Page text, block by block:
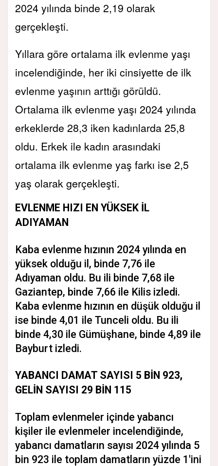
2024 yılında binde 2,19 olarak
gerçekleşti.
Yıllara göre ortalama ilk evlenme yaşı
incelendiğinde, her iki cinsiyette de ilk
evlenme yaşının arttığı görüldü.
Ortalama ilk evlenme yaşı 2024 yılında
erkeklerde 28,3 iken kadınlarda 25,8
oldu. Erkek ile kadın arasındaki
ortalama ilk evlenme yaş farkı ise 2,5
yaş olarak gerçekleşti.
EVLENME HIZI EN YÜKSEK İL
ADIYAMAN
Kaba evlenme hızının 2024 yılında en
yüksek olduğu il, binde 7,76 ile
Adıyaman oldu. Bu ili binde 7,68 ile
Gaziantep, binde 7,66 ile Kilis izledi.
Kaba evlenme hızının en düşük olduğu il
ise binde 4,01 ile Tunceli oldu. Bu ili
binde 4,30 ile Gümüşhane, binde 4,89 ile
Bayburt izledi.
YABANCI DAMAT SAYISI 5 BİN 923,
GELİN SAYISI 29 BİN 115
Toplam evlenmeler içinde yabancı
kişiler ile evlenmeler incelendiğinde,
yabancı damatların sayısı 2024 yılında 5
bin 923 ile toplam damatların yüzde 1'ini